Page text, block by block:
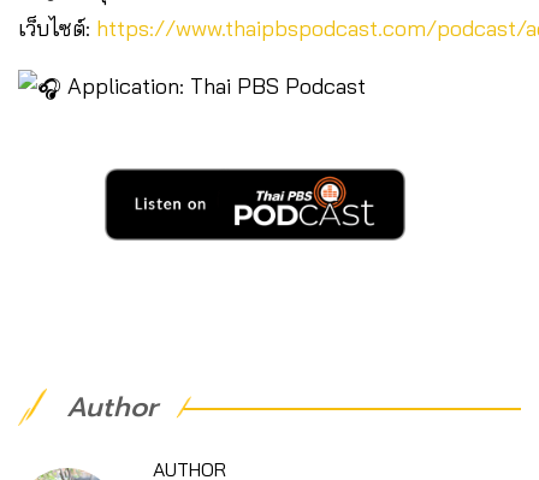
เว็บไซต์: https://www.thaipbspodcast.com/podcast/
Application: Thai PBS Podcast
Author
AUTHOR